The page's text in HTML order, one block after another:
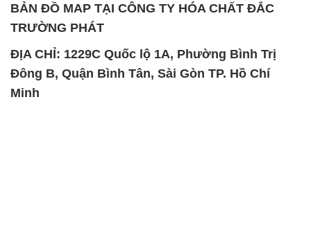
BẢN ĐỒ MAP TẠI CÔNG TY HÓA CHẤT ĐẮC
TRƯỜNG PHÁT
ĐỊA CHỈ: 1229C Quốc lộ 1A, Phường Bình Trị
Đông B, Quận Bình Tân, Sài Gòn TP. Hồ Chí
Minh